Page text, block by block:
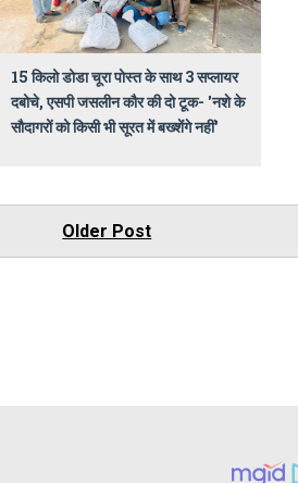
15 किलो डोडा चूरा पोस्त के साथ 3 सप्लायर
दबोचे, एसपी जसलीन कौर की दो टूक- 'नशे के
सौदागरों को किसी भी सूरत में बख्शेंगे नहीं'
Older Post